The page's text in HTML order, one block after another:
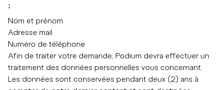
:
Nom et prénom
Adresse mail
Numéro de téléphone
Afin de traiter votre demande, Podium devra effectuer un
traitement des données personnelles vous concernant.
Les données sont conservées pendant deux (2) ans à